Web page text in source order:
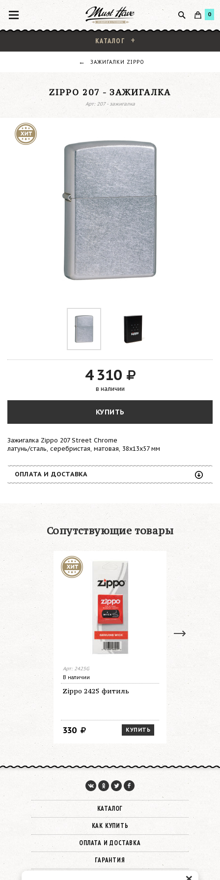
0
КАТАЛОГ
ЗАЖИГАЛКИ ZIPPO
ZIPPO 207 - ЗАЖИГАЛКА
Арт: 207 - зажигалка
4 310
в наличии
КУПИТЬ
Зажигалка Zippo 207 Street Chrome
латунь/сталь, серебристая, матовая, 38x13x57 мм
ОПЛАТА И ДОСТАВКА
Сопутствующие товары
Арт: 2425G
В наличии
Zippo 2425 фитиль
КУПИТЬ
330
В наличии
3141
КАТАЛОГ
КАК КУПИТЬ
ОПЛАТА И ДОСТАВКА
ГАРАНТИЯ